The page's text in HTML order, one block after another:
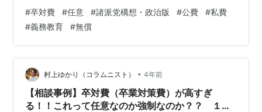
校）とは直接関係ありませんが、参考にできると思い、
東京都も調べてみました。 東京都にもありました。 ま
ず、卒業記念品についての通知がありました。相談者が
見つけてくださいました。 卒業記念品の取り扱いについ
て (tokyo.lg.jp) …
#卒対費 #任意 #諸派党構想・政治版 #公費 #私費
#義務教育 #無償
村上ゆかり（コラムニスト） • 4年前
【相談事例】卒対費（卒業対策費）が高すぎ
る！！これって任意なのか強制なのか？？ １／